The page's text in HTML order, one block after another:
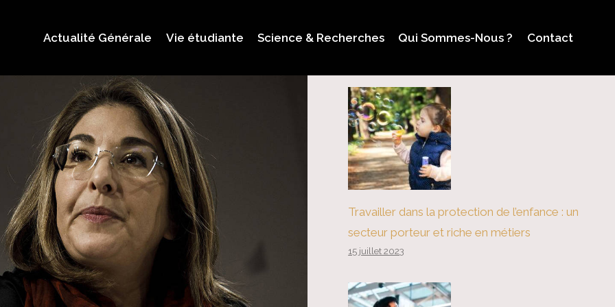
Actualité Générale Vie étudiante Science & Recherches Qui Sommes-Nous ? Contact
Travailler dans la protection de l’enfance : un
secteur porteur et riche en métiers
15 juillet 2023